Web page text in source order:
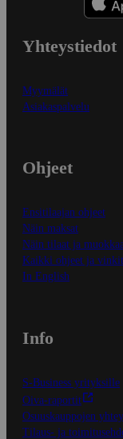
Yhteystiedot
Myymälät
Asiakaspalvelu
Ohjeet
Ensitilaajan ohjeet
Näin maksat
Näin tilaat ja
Kaikki ohjeet ja vinkit
In English
Info
S-Business yrityksille
Oiva-raportit
Osuuskauppojen
Tilaus- ja